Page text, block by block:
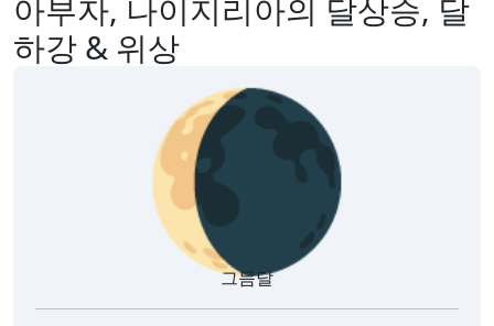
아부자, 나이지리아의 달상승, 달
하강 & 위상
🌘
그믐달